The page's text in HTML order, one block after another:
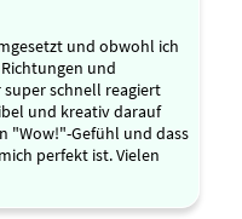
und obwohl ich
und
schnell reagiert
und kreativ darauf
"Wow!"-Gefühl und dass
perfekt ist. Vielen